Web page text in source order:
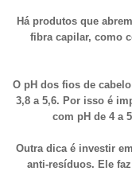
Há produtos que
fibra capilar, como
O pH dos fios de
3,8 a 5,6. Por isso é
com pH de 4 a
Outra dica é investir
anti-resíduos. Ele